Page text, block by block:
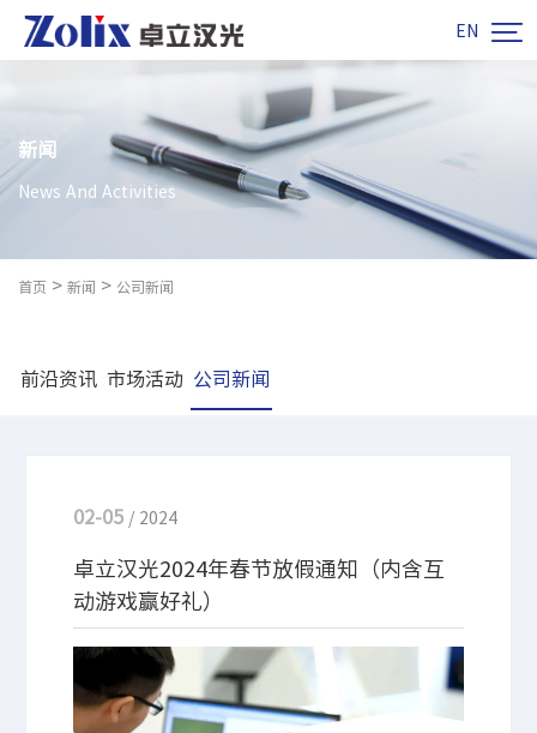
EN 
新闻
News And Activities
首页 > 新闻 > 公司新闻
前沿资讯 市场活动 公司新闻
02-05 / 2024
卓立汉光2024年春节放假通知（内含互
动游戏赢好礼）
放假日期：2024年2月9日-2024年2月17日 开工日
期：2024年2月18日